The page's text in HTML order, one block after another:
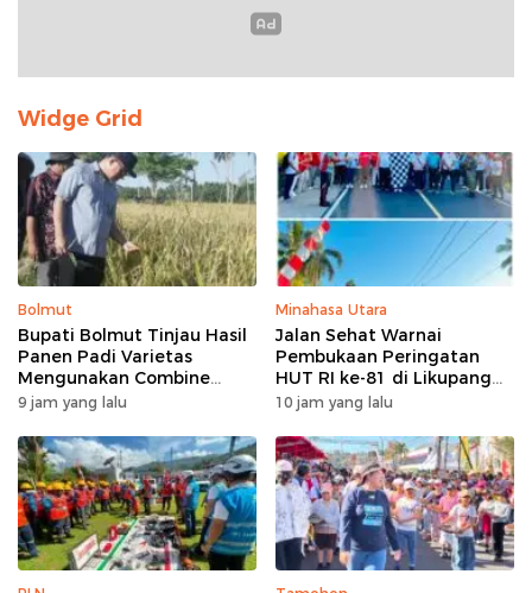
Widge Grid
Bolmut
Bupati Bolmut Tinjau Hasil
Panen Padi Varietas
Mengunakan Combine
Harvester
9 jam yang lalu
Minahasa Utara
Jalan Sehat Warnai
Pembukaan Peringatan
HUT RI ke-81 di Likupang
Barat
10 jam yang lalu